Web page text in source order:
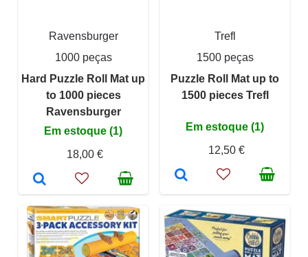
Ravensburger
1000 peças
Hard Puzzle Roll Mat up
to 1000 pieces
Ravensburger
Em estoque (1)
18,00 €
Trefl
1500 peças
Puzzle Roll Mat up to
1500 pieces Trefl
Em estoque (1)
12,50 €